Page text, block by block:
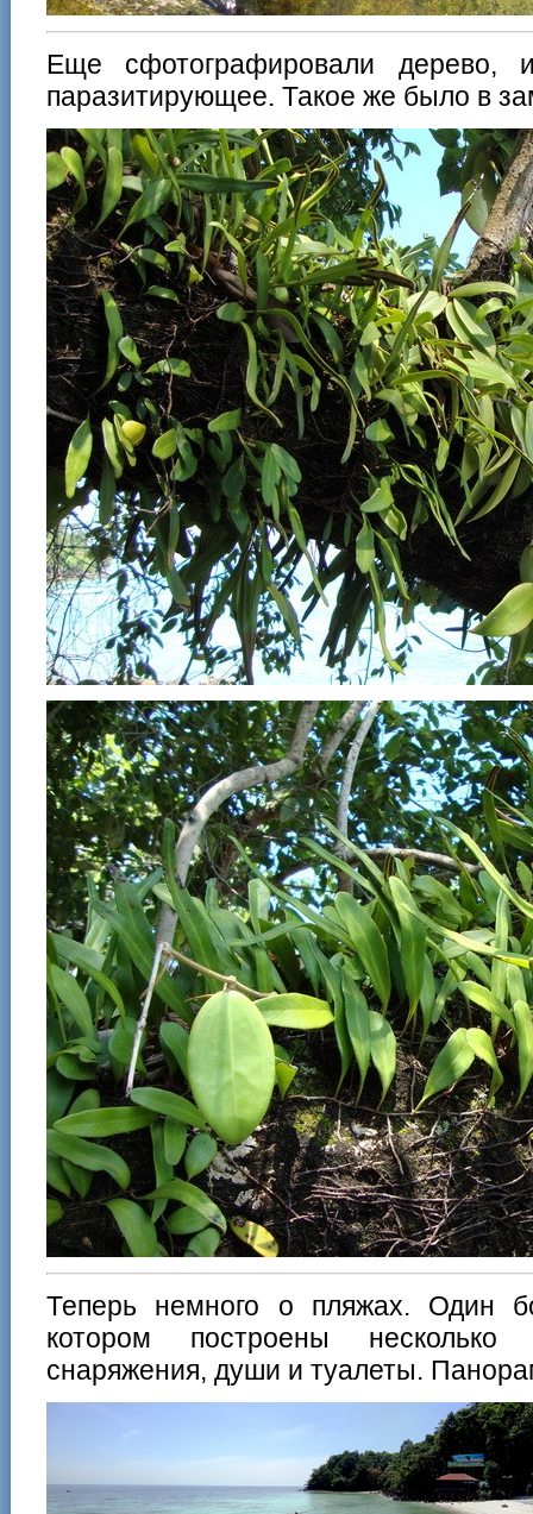
Еще сфотографировали дерево,
паразитирующее. Такое же было в
Теперь немного о пляжах. Один
котором построены
снаряжения, души и туалеты.